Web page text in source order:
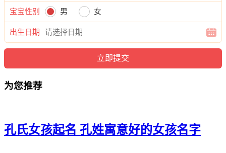
21、恬妙、蕾盼、姿影、晴婉、歆兮
23、诗甯、琳涵、岚雅、菡丽、姗菲
24、敏瑶、涵书、妤冰、璇璇、水媛
25、静嫣、璇婕、姿蓓、姗波、媱珍
27、萱甜、云静、薇依、欣兰、滢瑾
宝宝性别 男 女
出生日期
为您推荐
孔氏女孩起名 孔姓寓意好的女孩名字